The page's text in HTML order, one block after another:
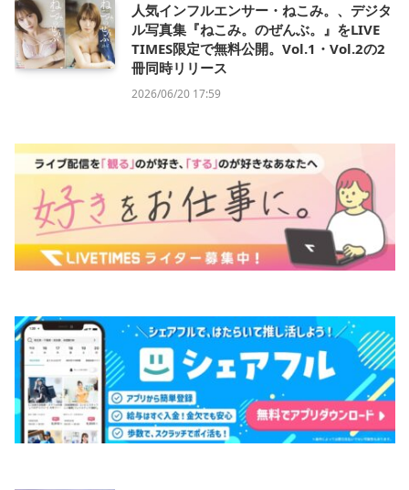
人気インフルエンサー・ねこみ。、デジタ
ル写真集『ねこみ。のぜんぶ。』をLIVE
TIMES限定で無料公開。Vol.1・Vol.2の2
冊同時リリース
2026/06/20 17:59